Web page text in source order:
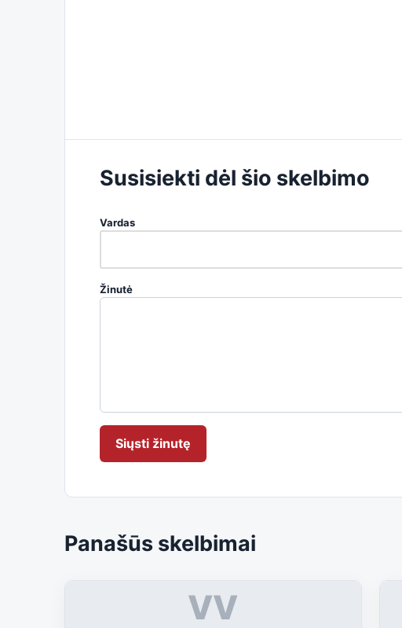
Susisiekti dėl šio skelbimo
Vardas
Žinutė
Siųsti žinutę
Panašūs skelbimai
VV